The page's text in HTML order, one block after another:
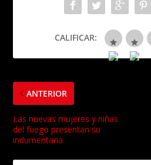
CALIFICAR:
ANTERIOR
Las nuevas mujeres y niñas
del fuego presentan su
indumentaria